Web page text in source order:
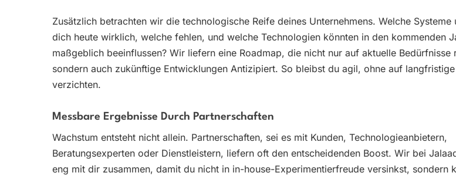
Zusätzlich betrachten wir die technologische Reife deines Unternehmens. Welche Systeme
dich heute wirklich, welche fehlen, und welche Technologien könnten in den kommenden
maßgeblich beeinflussen? Wir liefern eine Roadmap, die nicht nur auf aktuelle Bedürfnisse
sondern auch zukünftige Entwicklungen Antizipiert. So bleibst du agil, ohne auf
verzichten.
Messbare Ergebnisse Durch Partnerschaften
Wachstum entsteht nicht allein. Partnerschaften, sei es mit Kunden, Technologieanbietern,
Beratungsexperten oder Dienstleistern, liefern oft den entscheidenden Boost. Wir bei
eng mit dir zusammen, damit du nicht in in-house-Experimentierfreude versinkst, sondern